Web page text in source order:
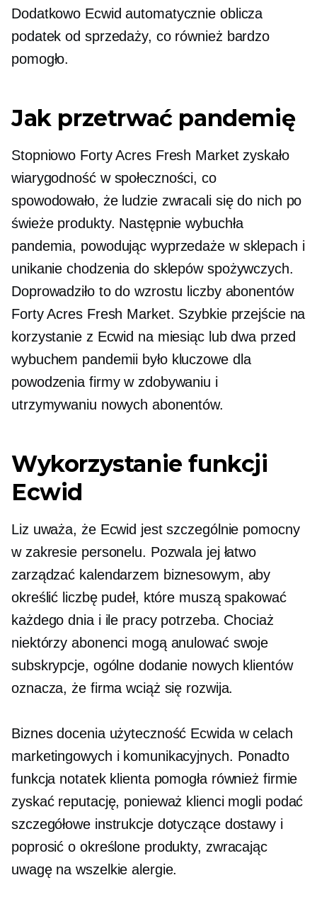
Dodatkowo Ecwid automatycznie oblicza
podatek od sprzedaży, co również bardzo
pomogło.
Jak przetrwać pandemię
Stopniowo Forty Acres Fresh Market zyskało
wiarygodność w społeczności, co
spowodowało, że ludzie zwracali się do nich po
świeże produkty. Następnie wybuchła
pandemia, powodując wyprzedaże w sklepach i
unikanie chodzenia do sklepów spożywczych.
Doprowadziło to do wzrostu liczby abonentów
Forty Acres Fresh Market. Szybkie przejście na
korzystanie z Ecwid na miesiąc lub dwa przed
wybuchem pandemii było kluczowe dla
powodzenia firmy w zdobywaniu i
utrzymywaniu nowych abonentów.
Wykorzystanie funkcji
Ecwid
Liz uważa, że ​​Ecwid jest szczególnie pomocny
w zakresie personelu. Pozwala jej łatwo
zarządzać kalendarzem biznesowym, aby
określić liczbę pudeł, które muszą spakować
każdego dnia i ile pracy potrzeba. Chociaż
niektórzy abonenci mogą anulować swoje
subskrypcje, ogólne dodanie nowych klientów
oznacza, że ​​firma wciąż się rozwija.
Biznes docenia użyteczność Ecwida w celach
marketingowych i komunikacyjnych. Ponadto
funkcja notatek klienta pomogła również firmie
zyskać reputację, ponieważ klienci mogli podać
szczegółowe instrukcje dotyczące dostawy i
poprosić o określone produkty, zwracając
uwagę na wszelkie alergie.